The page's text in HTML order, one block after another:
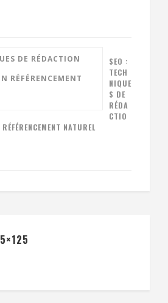
SEO :
TECH
NIQUE
S DE
RÉDA
CTIO
NATUREL